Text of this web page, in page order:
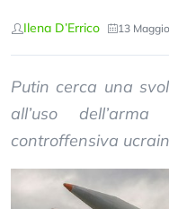
Ilena D’Errico 13
Putin cerca una
all’uso
controffensiva